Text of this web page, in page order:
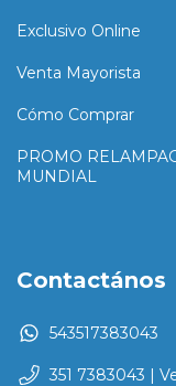
Exclusivo Online
Venta Mayorista
Cómo Comprar
PROMO
MUNDIAL
Contactános
543517383043
351 7383043 |